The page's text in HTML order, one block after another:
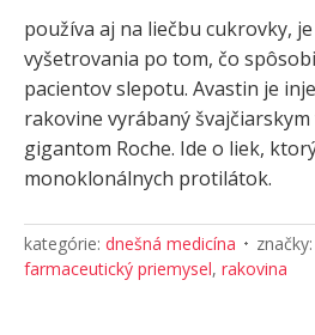
používa aj na liečbu cukrovky,
vyšetrovania po tom, čo
pacientov slepotu. Avastin je
rakovine vyrábaný
gigantom Roche. Ide o liek,
monoklonálnych protilátok.
kategórie: dnešná medicína značky:
farmaceutický priemysel, rakovina